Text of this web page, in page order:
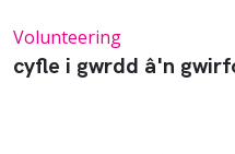
cyfle i gwrdd â'n
Volunteering